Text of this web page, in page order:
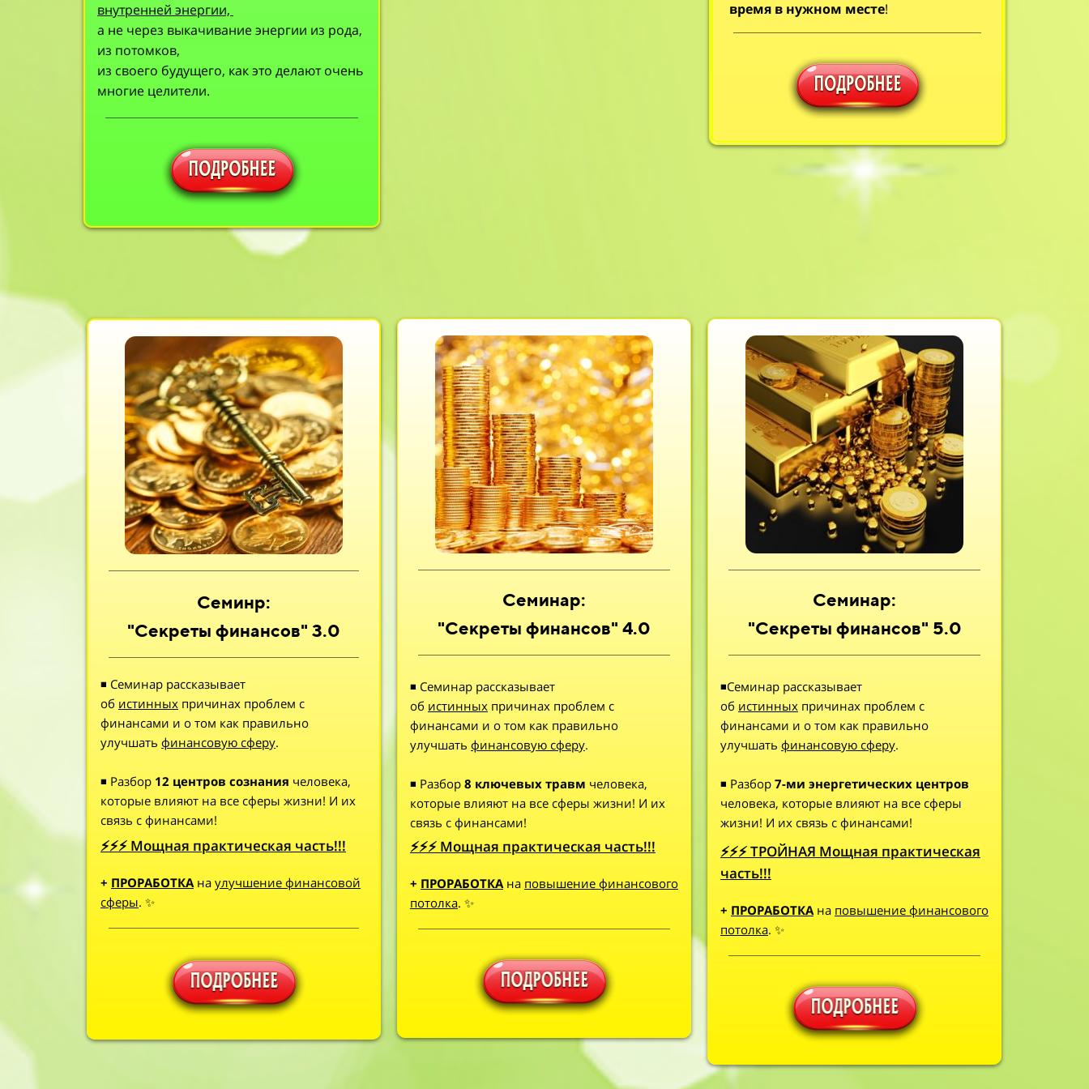
внутренней энергии,
а не через выкачивание энергии из рода,
из потомков,
из своего будущего, как это делают очень
многие целители.
время в нужном месте!
Семинр:
"Секреты финансов" 3.0
◾ Семинар рассказывает
об истинных причинах проблем с
финансами и о том как правильно
улучшать финансовую сферу.
◾ Разбор 12 центров сознания человека,
которые влияют на все сферы жизни! И их
связь с финансами!
⚡⚡⚡ Мощная практическая часть!!!
+ ПРОРАБОТКАна улучшение финансовой
сферы. ✨
Семинар:
"Секреты финансов" 4.0
◾ Семинар рассказывает
об истинных причинах проблем с
финансами и о том как правильно
улучшать финансовую сферу.
◾ Разбор 8 ключевых травм человека,
которые влияют на все сферы жизни! И их
связь с финансами!
⚡⚡⚡ Мощная практическая часть!!!
+ ПРОРАБОТКАна повышение финансового
потолка. ✨
Семинар:
"Секреты финансов" 5.0
◾Семинар рассказывает
об истинных причинах проблем с
финансами и о том как правильно
улучшать финансовую сферу.
◾ Разбор 7-ми энергетических центров
человека, которые влияют на все сферы
жизни! И их связь с финансами!
⚡⚡⚡ ТРОЙНАЯ Мощная практическая
часть!!!
+ ПРОРАБОТКАна повышение финансового
потолка. ✨